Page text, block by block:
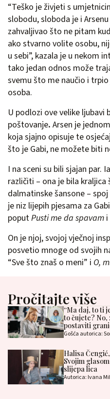
“Teško je živjeti s
slobodu, sloboda je i
zahvaljivao što ne pitam
ako stvarno volite osobu,
u sebi”, kazala je u nekom
tako jedan odnos može
svemu što me naučio i
osoba.
U podlozi ove velike ljubavi
poštovanje. Arsen je
koja sjajno opisuje te
što je Gabi, ne možete biti
I na sceni su bili sjajan par.
različiti – ona je bila kraljica
dalmatinske šansone –
je niz lijepih pjesama za
poputPusti me da spavam i
On je njoj, svojoj vječnoj
posvetio mnoge od svojih
“Sve što znaš o meni” i O,
Pročitajte više
“Ma daj, to ti
to čujete?
postaviti
Gošća autorica:
Halisa
Svojim
slijepa lica
Autorica: Ivana